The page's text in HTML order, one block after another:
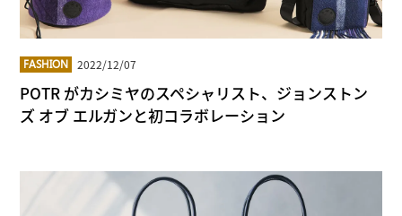
FASHION 2022/12/07
POTR がカシミヤのスペシャリスト、ジョンストン
ズ オブ エルガンと初コラボレーション